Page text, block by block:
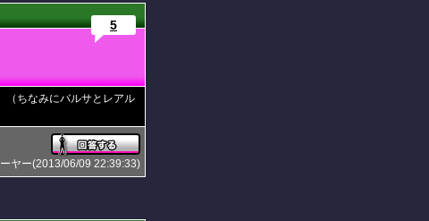
5
（ちなみにバルサとレアル
ヤー(2013/06/09 22:39:33)